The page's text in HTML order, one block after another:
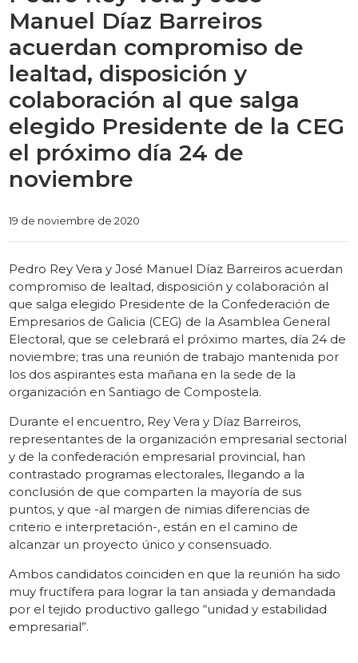
Manuel Díaz Barreiros
acuerdan compromiso de
lealtad, disposición y
colaboración al que salga
elegido Presidente de la CEG
el próximo día 24 de
noviembre
19 de noviembre de 2020
Pedro Rey Vera y José Manuel Díaz Barreiros acuerdan
compromiso de lealtad, disposición y colaboración al
que salga elegido Presidente de la Confederación de
Empresarios de Galicia (CEG) de la Asamblea General
Electoral, que se celebrará el próximo martes, día 24 de
noviembre; tras una reunión de trabajo mantenida por
los dos aspirantes esta mañana en la sede de la
organización en Santiago de Compostela.
Durante el encuentro, Rey Vera y Díaz Barreiros,
representantes de la organización empresarial sectorial
y de la confederación empresarial provincial, han
contrastado programas electorales, llegando a la
conclusión de que comparten la mayoría de sus
puntos, y que -al margen de nimias diferencias de
criterio e interpretación-, están en el camino de
alcanzar un proyecto único y consensuado.
Ambos candidatos coinciden en que la reunión ha sido
muy fructífera para lograr la tan ansiada y demandada
por el tejido productivo gallego “unidad y estabilidad
empresarial”.